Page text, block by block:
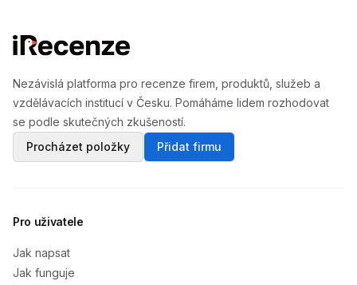
Nezávislá platforma pro recenze firem, produktů, služeb a
vzdělávacích institucí v Česku. Pomáháme lidem rozhodovat
se podle skutečných zkušeností.
Procházet položky
Přidat firmu
Pro uživatele
Jak napsat
Jak funguje